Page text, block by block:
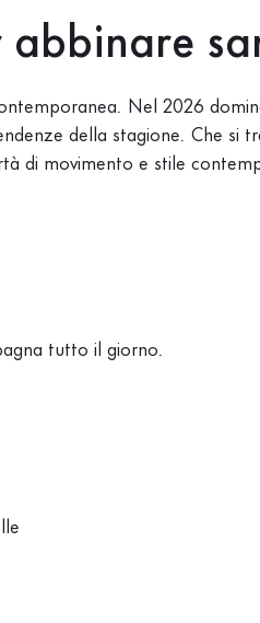
abbinare
Nel 2026
della stagione. Che si
di movimento e stile
tutto il giorno.